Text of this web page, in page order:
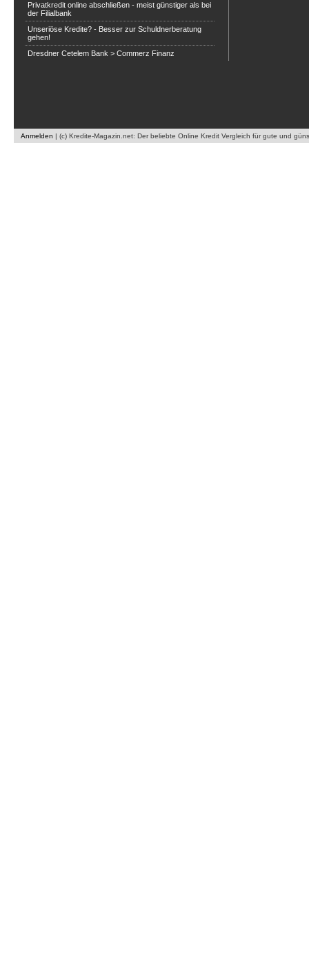
Privatkredit online abschließen - meist günstiger als bei
der Filialbank
Unseriöse Kredite? - Besser zur Schuldnerberatung
gehen!
Dresdner Cetelem Bank > Commerz Finanz
Anmelden | (c) Kredite-Magazin.net: Der beliebte Online Kredit Vergleich für gute und